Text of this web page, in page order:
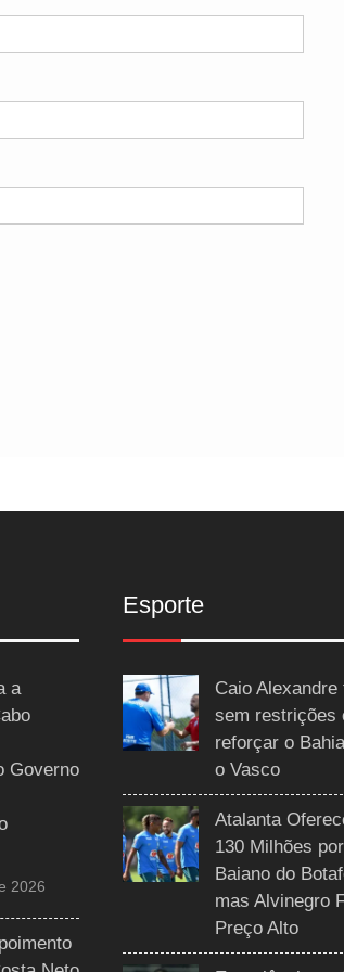
a
Governo
2026
Esporte
Caio Alexandre
sem restrições
reforçar o
o Vasco
Atalanta
130 Milhões
Baiano do
mas Alvinegro
Preço Alto